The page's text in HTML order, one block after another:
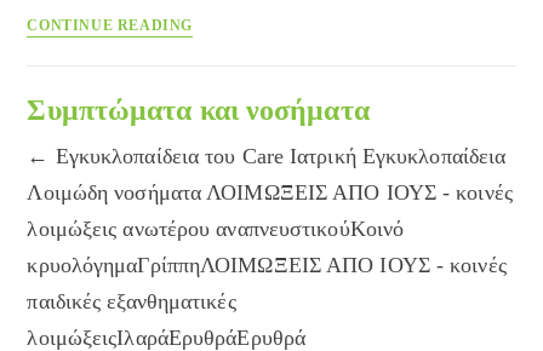
CONTINUE READING
Συμπτώματα και νοσήματα
← Εγκυκλοπαίδεια του Care Ιατρική Εγκυκλοπαίδεια
Λοιμώδη νοσήματα ΛΟΙΜΩΞΕΙΣ ΑΠΟ ΙΟΥΣ - κοινές
λοιμώξεις ανωτέρου αναπνευστικούΚοινό
κρυολόγημαΓρίππηΛΟΙΜΩΞΕΙΣ ΑΠΟ ΙΟΥΣ - κοινές
παιδικές εξανθηματικές
λοιμώξειςΙλαράΕρυθράΕρυθρά